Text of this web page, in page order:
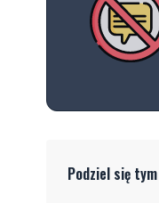
Podziel się